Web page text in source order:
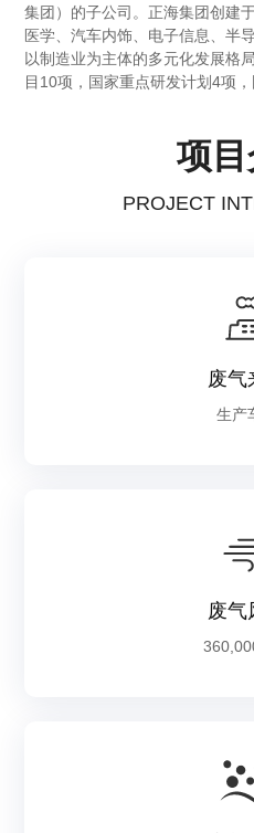
集团）的子公司。正海集团创建
医学、汽车内饰、电子信息、半
以制造业为主体的多元化发展格
目10项，国家重点研发计划4项
项
PROJECT
废气
生产
废气